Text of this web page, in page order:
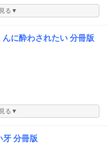
る▼
に酔わされたい 分冊版
る▼
牙 分冊版